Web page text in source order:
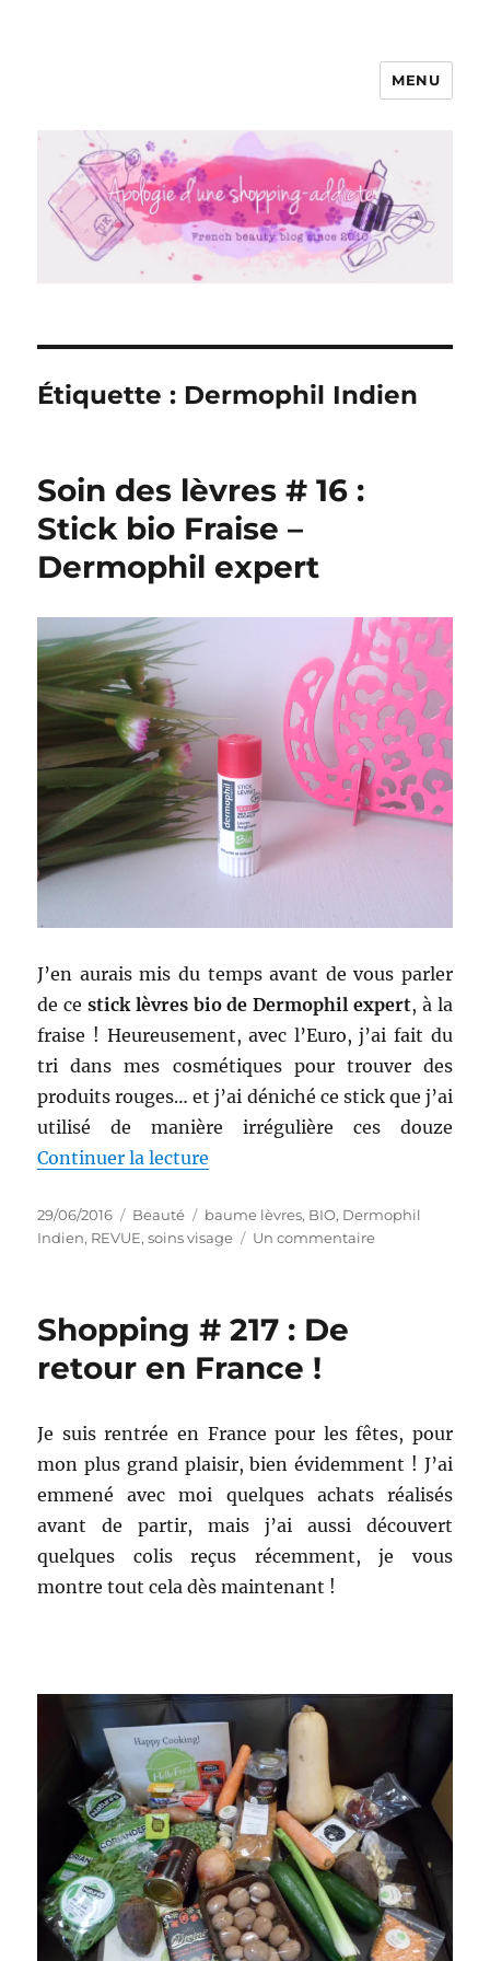
Apologie d'une Shopping-addicte
MENU
Étiquette : Dermophil Indien
Soin des lèvres # 16 :
Stick bio Fraise –
Dermophil expert
J’en aurais mis du temps avant de vous parler
de cestick lèvres bio de Dermophil expert, à la
fraise ! Heureusement, avec l’Euro, j’ai fait du
tri dans mes cosmétiques pour trouver des
produits rouges… et j’ai déniché ce stick que j’ai
utilisé de manière irrégulière ces douze
Continuer la lecture
Publié
le
29/06/2016 Catégories
Beauté Étiquettes
baume lèvres, BIO, Dermophil
Indien, REVUE,soins visage Un commentairesur
Fraise
–
Dermophil
expert
Shopping # 217 : De
retour en France !
Je suis rentrée en France pour les fêtes, pour
mon plus grand plaisir, bien évidemment ! J’ai
emmené avec moi quelques achats réalisés
avant de partir, mais j’ai aussi découvert
quelques colis reçus récemment, je vous
montre tout cela dès maintenant !